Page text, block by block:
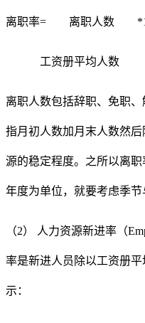
离职率= 离职人数
工资册平均人数
离职人数包括辞职、免职
指月初人数加月末人数然
源的稳定程度。之所以离
年度为单位，就要考虑季节
（2） 人力资源新进率（
率是新进人员除以工资册
示：